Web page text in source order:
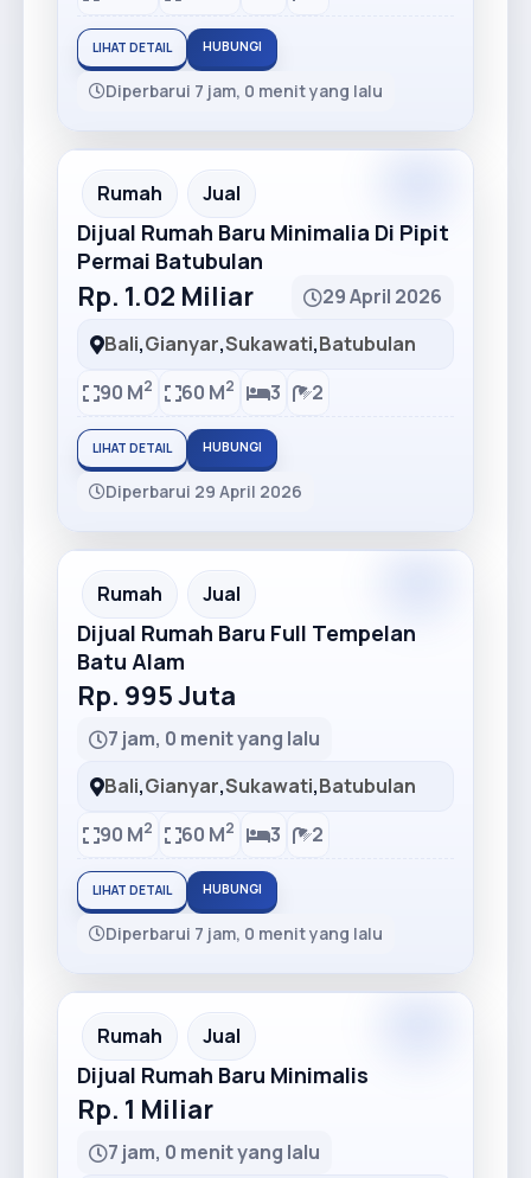
LIHAT DETAIL HUBUNGI
Diperbarui 7 jam, 0 menit yang lalu
Rumah Jual
Dijual Rumah Baru Minimalia Di Pipit
Permai Batubulan
Rp. 1.02 Miliar
29 April 2026
Bali,Gianyar,Sukawati,Batubulan
90 M2 60 M2 3 2
LIHAT DETAIL HUBUNGI
Diperbarui 29 April 2026
Rumah Jual
Dijual Rumah Baru Full Tempelan
Batu Alam
Rp. 995 Juta
7 jam, 0 menit yang lalu
Bali,Gianyar,Sukawati,Batubulan
90 M2 60 M2 3 2
LIHAT DETAIL HUBUNGI
Diperbarui 7 jam, 0 menit yang lalu
Rumah Jual
Dijual Rumah Baru Minimalis
Rp. 1 Miliar
7 jam, 0 menit yang lalu